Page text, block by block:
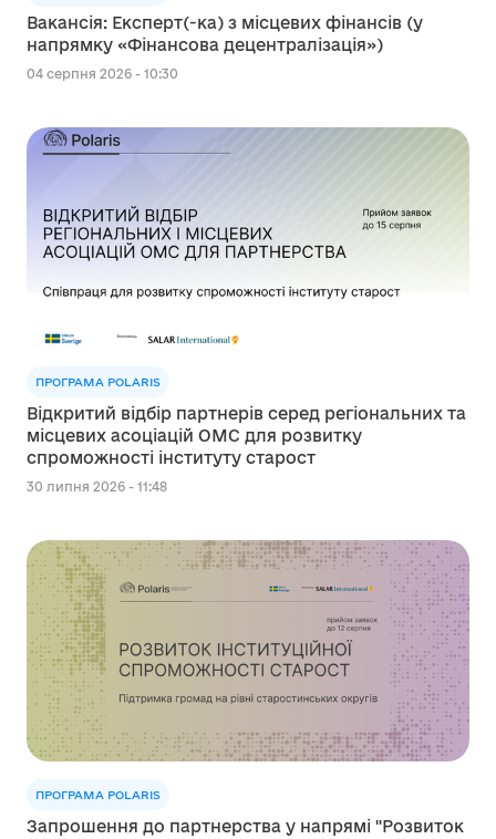
Вакансія: Експерт(-ка) з місцевих фінансів (у
напрямку «Фінансова децентралізація»)
04 серпня 2026 - 10:30
ПРОГРАМА POLARIS
Відкритий відбір партнерів серед регіональних та
місцевих асоціацій ОМС для розвитку
спроможності інституту старост
30 липня 2026 - 11:48
ПРОГРАМА POLARIS
Запрошення до партнерства у напрямі "Розвиток